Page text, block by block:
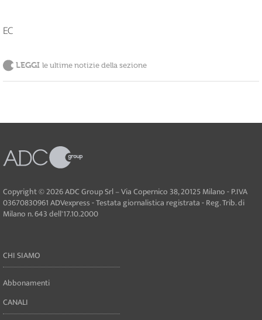
EC
LEGGI le ultime notizie della sezione
Copyright © 2026 ADC Group Srl – Via Copernico 38, 20125 Milano - P.IVA
03670830961 ADVexpress - Testata giornalistica registrata - Reg. Trib. di
Milano n. 643 dell'17.10.2000
CHI SIAMO
Abbonamenti
CANALI